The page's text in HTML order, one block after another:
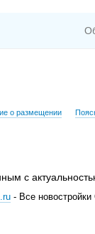
о размещении
с
- Все новостройки